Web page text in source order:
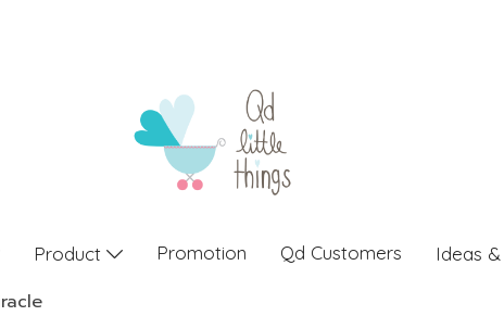
Product Promotion Qd Customers Ideas